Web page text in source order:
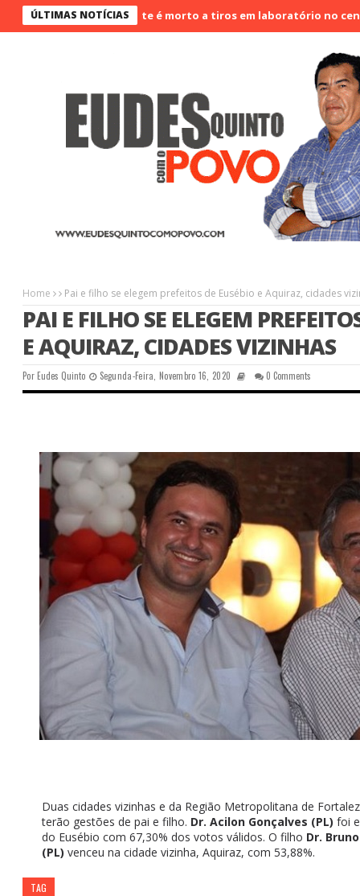
ÚLTIMAS NOTÍCIAS
Vigilante é morto a tiros em laboratório no centro
Home Pai e filho se elegem prefeitos de Eusébio e Aquiraz, cidades
PAI E FILHO SE ELEGEM
E AQUIRAZ, CIDADES VIZINHAS
PorEudes Quinto Segunda-Feira, Novembro 16, 2020 0 Comments
Duas cidades vizinhas e da Região Metropolitana de
terão gestões de pai e filho. Dr. Acilon Gonçalves (PL) foi
do Eusébio com 67,30% dos votos válidos. O filho Dr.
(PL) venceu na cidade vizinha, Aquiraz, com 53,88%.
TAG